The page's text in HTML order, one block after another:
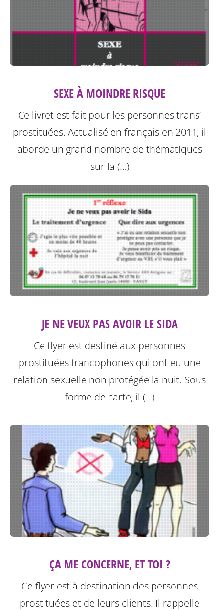
SEXE À MOINDRE RISQUE
Ce livret est fait pour les personnes trans’
prostituées. Actualisé en français en 2011, il
aborde un grand nombre de thématiques
sur la (…)
JE NE VEUX PAS AVOIR LE SIDA
Ce flyer est destiné aux personnes
prostituées francophones qui ont eu une
relation sexuelle non protégée la nuit. Sous
forme de carte, il (…)
ÇA ME CONCERNE, ET TOI ?
Ce flyer est à destination des personnes
prostituées et de leurs clients. Il rappelle